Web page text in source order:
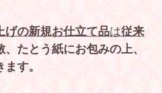
げの新規お仕立て品は従来
たとう紙にお包みの上、
す。